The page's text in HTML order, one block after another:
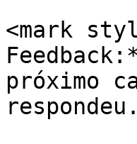
<mark
próximo
respondeu.